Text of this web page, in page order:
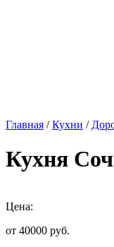
Главная /Кухни /
Кухня
Цена:
от 40000 руб.